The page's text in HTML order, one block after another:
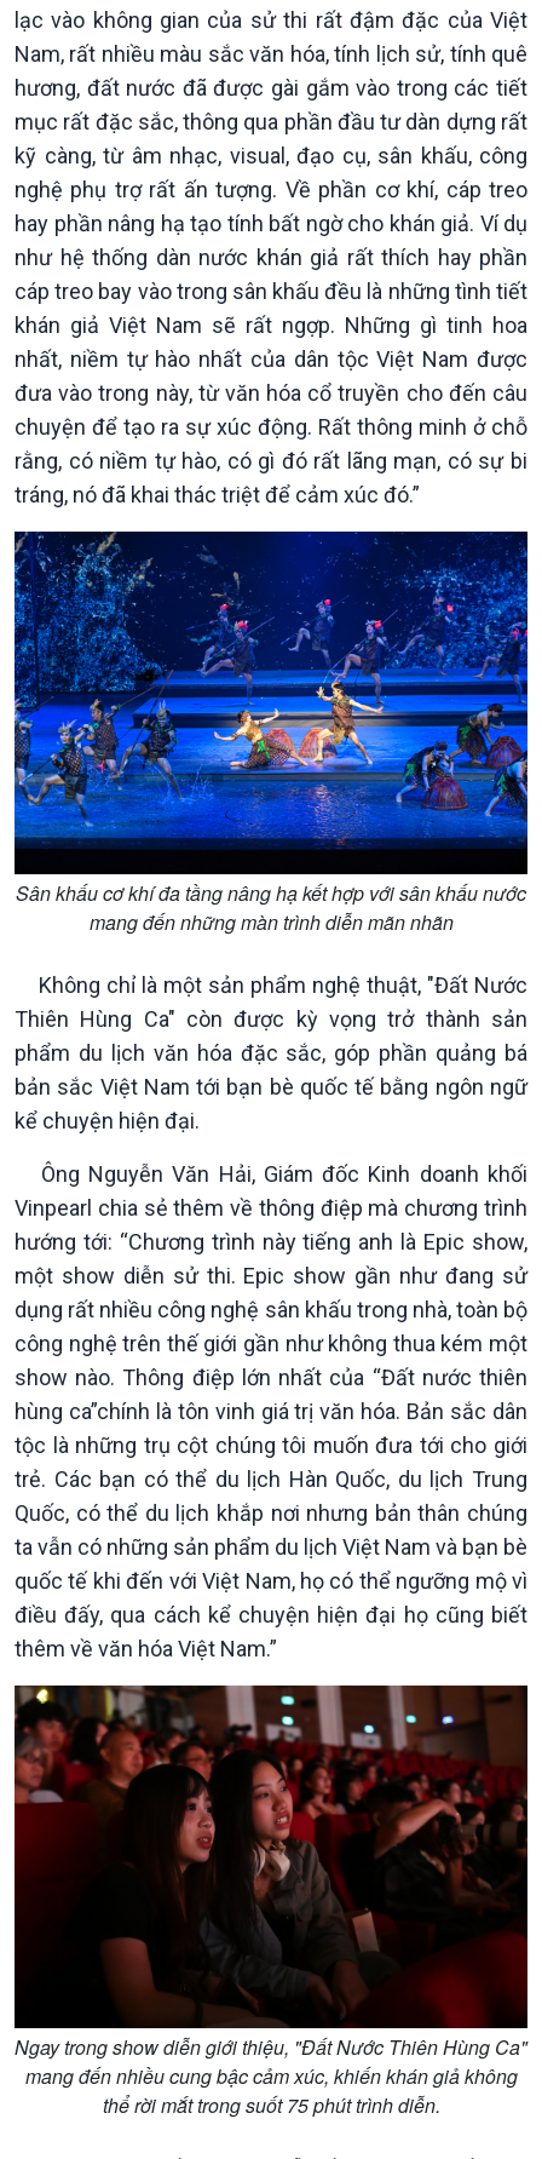
Xã hội
Tin Đời sống & Xã hội
360 độ Sức khỏe
Tài nguyên và Môi trường
Chuyên gia của bạn
Xã hội chuyển động
Bước chân đến trường
Khoa học & Công nghệ
Tin Khoa học & Công nghệ
Kết nối công nghệ
khí hậu
lạc vào không gian của sử thi rất đậm đặc của Việt
Nam, rất nhiều màu sắc văn hóa, tính lịch sử, tính quê
hương, đất nước đã được gài gắm vào trong các tiết
mục rất đặc sắc, thông qua phần đầu tư dàn dựng rất
kỹ càng, từ âm nhạc, visual, đạo cụ, sân khấu, công
nghệ phụ trợ rất ấn tượng. Về phần cơ khí, cáp treo
hay phần nâng hạ tạo tính bất ngờ cho khán giả. Ví dụ
như hệ thống dàn nước khán giả rất thích hay phần
cáp treo bay vào trong sân khấu đều là những tình tiết
khán giả Việt Nam sẽ rất ngợp. Những gì tinh hoa
nhất, niềm tự hào nhất của dân tộc Việt Nam được
đưa vào trong này, từ văn hóa cổ truyền cho đến câu
chuyện để tạo ra sự xúc động. Rất thông minh ở chỗ
rằng, có niềm tự hào, có gì đó rất lãng mạn, có sự bi
tráng, nó đã khai thác triệt để cảm xúc đó.”
Sân khấu cơ khí đa tầng nâng hạ kết hợp với sân khấu nước
mang đến những màn trình diễn mãn nhãn
Không chỉ là một sản phẩm nghệ thuật, "Đất Nước
Thiên Hùng Ca" còn được kỳ vọng trở thành sản
phẩm du lịch văn hóa đặc sắc, góp phần quảng bá
bản sắc Việt Nam tới bạn bè quốc tế bằng ngôn ngữ
kể chuyện hiện đại.
Ông Nguyễn Văn Hải, Giám đốc Kinh doanh khối
Vinpearl chia sẻ thêm về thông điệp mà chương trình
hướng tới: “Chương trình này tiếng anh là Epic show,
một show diễn sử thi. Epic show gần như đang sử
dụng rất nhiều công nghệ sân khấu trong nhà, toàn bộ
công nghệ trên thế giới gần như không thua kém một
show nào. Thông điệp lớn nhất của “Đất nước thiên
hùng ca”chính là tôn vinh giá trị văn hóa. Bản sắc dân
tộc là những trụ cột chúng tôi muốn đưa tới cho giới
trẻ. Các bạn có thể du lịch Hàn Quốc, du lịch Trung
Quốc, có thể du lịch khắp nơi nhưng bản thân chúng
ta vẫn có những sản phẩm du lịch Việt Nam và bạn bè
quốc tế khi đến với Việt Nam, họ có thể ngưỡng mộ vì
điều đấy, qua cách kể chuyện hiện đại họ cũng biết
thêm về văn hóa Việt Nam.”
Ngay trong show diễn giới thiệu, "Đất Nước Thiên Hùng Ca"
mang đến nhiều cung bậc cảm xúc, khiến khán giả không
thể rời mắt trong suốt 75 phút trình diễn.